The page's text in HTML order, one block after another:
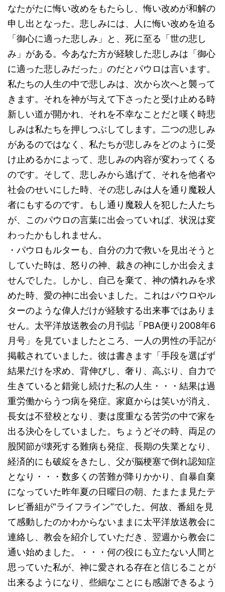
なたがたに悔い改めをもたらし、悔い改めが和解の
申し出となった。悲しみには、人に悔い改めを迫る
「御心に適った悲しみ」と、死に至る「世の悲し
み」がある。今あなた方が経験した悲しみは「御心
に適った悲しみだった」のだとパウロは言います。
私たちの人生の中で悲しみは、次から次へと襲って
きます。それを神が与えて下さったと受け止める時
新しい道が開かれ、それを不幸なことだと嘆く時悲
しみは私たちを押しつぶしてします。二つの悲しみ
があるのではなく、私たちが悲しみをどのように受
け止めるかによって、悲しみの内容が変わってくる
のです。そして、悲しみから逃げて、それを他者や
社会のせいにした時、その悲しみは人を通り魔殺人
者にもするのです。もし通り魔殺人を犯した人たち
が、このパウロの言葉に出会っていれば、状況は変
わったかもしれません。
・パウロもルターも、自分の力で救いを見出そうと
していた時は、怒りの神、裁きの神にしか出会えま
せんでした。しかし、自己を棄て、神の憐れみを求
めた時、愛の神に出会いました。これはパウロやル
ターのような偉人だけが経験する出来事ではありま
せん。太平洋放送教会の月刊誌「PBA便り2008年6
月号」を見ていましたところ、一人の男性の手記が
掲載されていました。彼は書きます「手段を選ばず
結果だけを求め、背伸びし、奢り、高ぶり、自力で
生きていると錯覚し続けた私の人生・・・結果は過
重労働からうつ病を発症。家庭からは笑いが消え、
長女は不登校となり、妻は度重なる苦労の中で家を
出る決心をしていました。ちょうどその時、両足の
股関節が壊死する難病も発症、長期の失業となり、
経済的にも破綻をきたし、父が脳梗塞で倒れ認知症
となり・・・数多くの苦難が降りかかり、自暴自棄
になっていた昨年夏の日曜日の朝、たまたま見たテ
レビ番組が“ライフライン”でした。何故、番組を見
て感動したのかわからないままに太平洋放送教会に
連絡し、教会を紹介していただき、翌週から教会に
通い始めました。・・・何の役にも立たない人間と
思っていた私が、神に愛される存在と信じることが
出来るようになり、些細なことにも感謝できるよう